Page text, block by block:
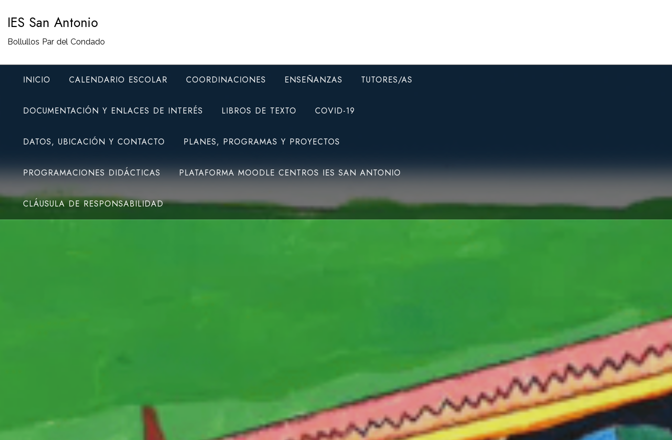
contenido
IES San Antonio
Bollullos Par del Condado
INICIO CALENDARIO ESCOLAR COORDINACIONES ENSEÑANZAS TUTORES/AS
DOCUMENTACIÓN Y ENLACES DE INTERÉS LIBROS DE TEXTO COVID-19
DATOS, UBICACIÓN Y CONTACTO PLANES, PROGRAMAS Y PROYECTOS
PROGRAMACIONES DIDÁCTICAS PLATAFORMA MOODLE CENTROS IES SAN ANTONIO
CLÁUSULA DE RESPONSABILIDAD